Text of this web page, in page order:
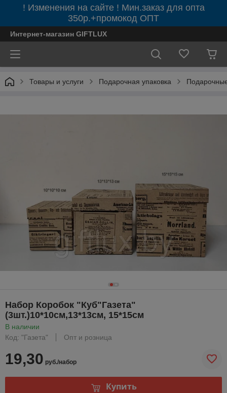
! Изменения на сайте ! Мин.заказ для опта
350р.+промокод ОПТ
Интернет-магазин GIFTLUX
Товары и услуги Подарочная упаковка
Набор Коробок "Куб"Газета"
(3шт.)10*10см,13*13см, 15*15см
В наличии
Код: "Газета"
Опт и розница
19,30 руб./набор
Купить